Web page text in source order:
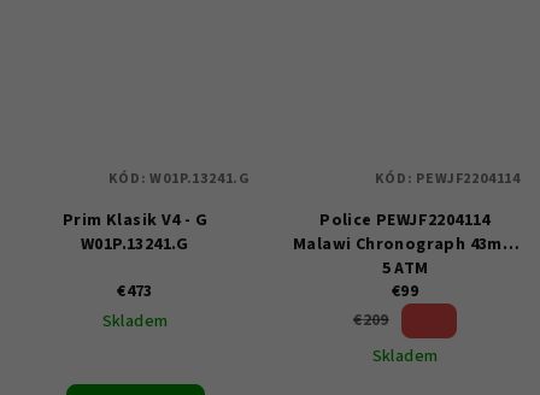
Prim Klasik V4 - G
W01P.13241.G
€473
Skladem
KÓD:W01P.13241.G
Police PEWJF2204114
Malawi Chronograph 43mm
5 ATM
€99
€209
Skladem
KÓD: PEWJF2204114